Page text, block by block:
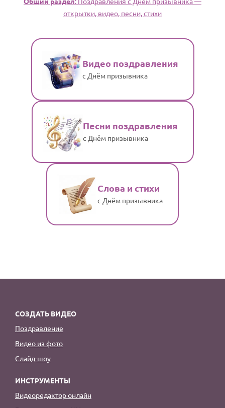
открытки, видео, песни, стихи
Видео поздравления
с Днём призывника
Песни поздравления
с Днём призывника
Слова и стихи
с Днём призывника
СОЗДАТЬ ВИДЕО
Поздравление
Видео из фото
Слайд-шоу
ИНСТРУМЕНТЫ
Видеоредактор онлайн